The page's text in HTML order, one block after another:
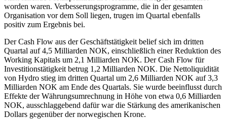
worden waren. Verbesserungsprogramme, die in der gesamten
Organisation vor dem Soll liegen, trugen im Quartal ebenfalls
positiv zum Ergebnis bei.
Der Cash Flow aus der Geschäftstätigkeit belief sich im dritten
Quartal auf 4,5 Milliarden NOK, einschließlich einer Reduktion des
Working Kapitals um 2,1 Milliarden NOK. Der Cash Flow für
Investitionstätigkeit betrug 1,2 Milliarden NOK. Die Nettoliquidität
von Hydro stieg im dritten Quartal um 2,6 Milliarden NOK auf 3,3
Milliarden NOK am Ende des Quartals. Sie wurde beeinflusst durch
Effekte der Währungsumrechnung in Höhe von etwa 0,6 Milliarden
NOK, ausschlaggebend dafür war die Stärkung des amerikanischen
Dollars gegenüber der norwegischen Krone.